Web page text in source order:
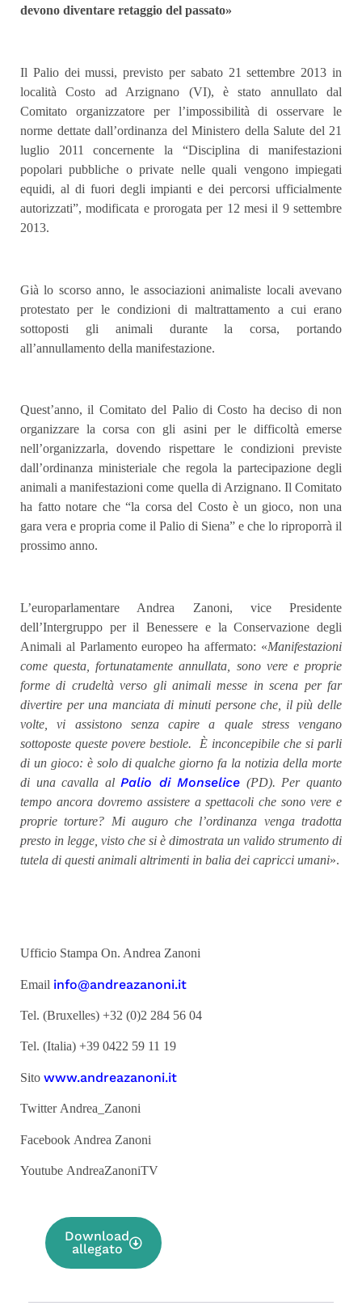
devono diventare retaggio del passato»
Il Palio dei mussi, previsto per sabato 21 settembre 2013 in
località Costo ad Arzignano (VI), è stato annullato dal
Comitato organizzatore per l’impossibilità di osservare le
norme dettate dall’ordinanza del Ministero della Salute del 21
luglio 2011 concernente la “Disciplina di manifestazioni
popolari pubbliche o private nelle quali vengono impiegati
equidi, al di fuori degli impianti e dei percorsi ufficialmente
autorizzati”, modificata e prorogata per 12 mesi il 9 settembre
2013.
Già lo scorso anno, le associazioni animaliste locali avevano
protestato per le condizioni di maltrattamento a cui erano
sottoposti gli animali durante la corsa, portando
all’annullamento della manifestazione.
Quest’anno, il Comitato del Palio di Costo ha deciso di non
organizzare la corsa con gli asini per le difficoltà emerse
nell’organizzarla, dovendo rispettare le condizioni previste
dall’ordinanza ministeriale che regola la partecipazione degli
animali a manifestazioni come quella di Arzignano. Il Comitato
ha fatto notare che “la corsa del Costo è un gioco, non una
gara vera e propria come il Palio di Siena” e che lo riproporrà il
prossimo anno.
L’europarlamentare Andrea Zanoni, vice Presidente
dell’Intergruppo per il Benessere e la Conservazione degli
Animali al Parlamento europeo ha affermato: «Manifestazioni
come questa, fortunatamente annullata, sono vere e proprie
forme di crudeltà verso gli animali messe in scena per far
divertire per una manciata di minuti persone che, il più delle
volte, vi assistono senza capire a quale stress vengano
sottoposte queste povere bestiole. È inconcepibile che si parli
di un gioco: è solo di qualche giorno fa la notizia della morte
di una cavalla al Palio di Monselice (PD). Per quanto
tempo ancora dovremo assistere a spettacoli che sono vere e
proprie torture? Mi auguro che l’ordinanza venga tradotta
presto in legge, visto che si è dimostrata un valido strumento di
tutela di questi animali altrimenti in balia dei capricci umani».
Ufficio Stampa On. Andrea Zanoni
Email info@andreazanoni.it
Tel. (Bruxelles) +32 (0)2 284 56 04
Tel. (Italia) +39 0422 59 11 19
Sito www.andreazanoni.it
Twitter Andrea_Zanoni
Facebook Andrea Zanoni
Youtube AndreaZanoniTV
Download
allegato